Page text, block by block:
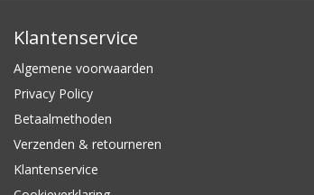
Klantenservice
Algemene voorwaarden
Privacy Policy
Betaalmethoden
Verzenden & retourneren
Klantenservice